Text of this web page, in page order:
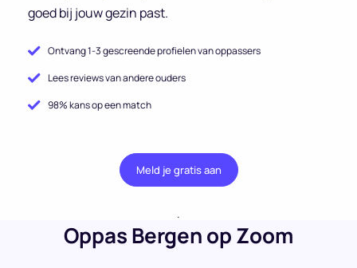
goed bij jouw gezin past.
Ontvang 1-3 gescreende profielen van oppassers
Lees reviews van andere ouders
98% kans op een match
Meld je gratis aan
.
Oppas Bergen op Zoom